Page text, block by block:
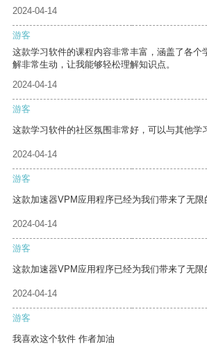
2024-04-14
游客
这款学习软件的课程内容非常丰富，涵盖了各个
解非常生动，让我能够轻松理解知识点。
2024-04-14
游客
这款学习软件的社区氛围非常好，可以与其他学
2024-04-14
游客
这款加速器VPM应用程序已经为我们带来了无限
2024-04-14
游客
这款加速器VPM应用程序已经为我们带来了无限
2024-04-14
游客
我喜欢这个软件 作者加油